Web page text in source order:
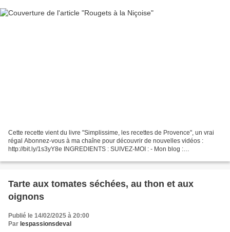
Cette recette vient du livre "Simplissime, les recettes de Provence", un vrai
régal Abonnez-vous à ma chaîne pour découvrir de nouvelles vidéos :
http://bit.ly/1s3yY8e INGREDIENTS : SUIVEZ-MOI : - Mon blog :
Tarte aux tomates séchées, au thon et aux
oignons
Publié le 14/02/2025 à 20:00
Par lespassionsdeval